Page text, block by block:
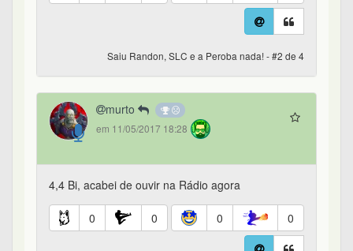
Saiu Randon, SLC e a Peroba nada! - #2 de 4
murto
em 11/05/2017 18:28
4,4 Bi, acabei de ouvir na Rádio agora
0 0 0 0